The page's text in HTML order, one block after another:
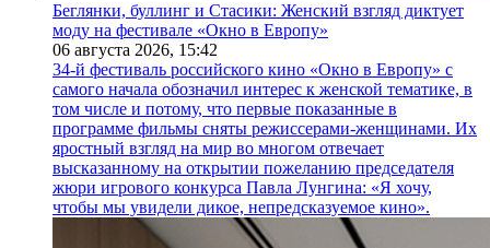
Беглянки, буллинг и Стасики: Женский взгляд диктует
моду на фестивале «Окно в Европу»
06 августа 2026, 15:42
34-й фестиваль российского кино «Окно в Европу» с
самого начала обозначил интерес к женской тематике, в
том числе и потому, что первые показанные в
программе фильмы сняты режиссерами-женщинами. Их
яростный взгляд на мир во многом отвечает
высказанному на открытии пожеланию председателя
жюри игрового конкурса Павла Лунгина: «Я хочу,
чтобы мы увидели дикое, непредсказуемое кино».